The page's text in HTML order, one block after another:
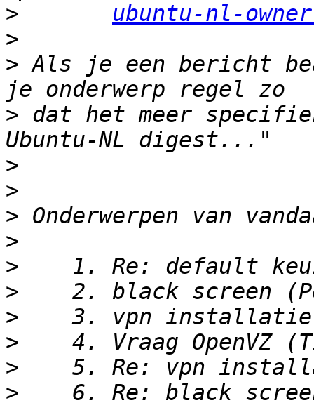
>
ubuntu-nl-
>
> Als je een bericht
> dat het meer
>
>
>
>
>
>
>
>
>
>